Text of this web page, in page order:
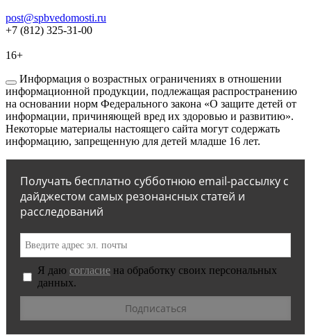
post@spbvedomosti.ru
+7 (812) 325-31-00
16+
Информация о возрастных ограничениях в отношении
информационной продукции, подлежащая распространению
на основании норм Федерального закона «О защите детей от
информации, причиняющей вред их здоровью и развитию».
Некоторые материалы настоящего сайта могут содержать
информацию, запрещенную для детей младше 16 лет.
Получать бесплатно субботнюю email-рассылку с
дайджестом самых резонансных статей и
расследований
Я даю согласие на обработку своих персональных
данных.